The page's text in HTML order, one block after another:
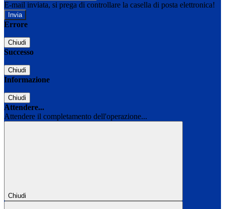
E-mail inviata, si prega di controllare la casella di posta elettronica!
Errore
Chiudi
Successo
Chiudi
Informazione
Chiudi
Attendere...
Attendere il completamento dell'operazione...
Chiudi